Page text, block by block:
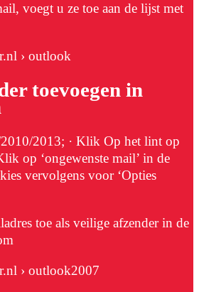
voegt u ze toe aan de lijst met
› outlook
toevoegen in
2013; · Klik Op het lint op
op ‘ongewenste mail’ in de
vervolgens voor ‘Opties
toe als veilige afzender in de
› outlook2007